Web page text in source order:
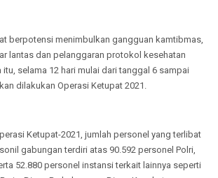
berpotensi menimbulkan gangguan kamtibmas,
lantas dan pelanggaran protokol kesehatan
itu, selama 12 hari mulai dari tanggal 6 sampai
dilakukan Operasi Ketupat 2021.
Ketupat-2021, jumlah personel yang terlibat
gabungan terdiri atas 90.592 personel Polri,
52.880 personel instansi terkait lainnya seperti